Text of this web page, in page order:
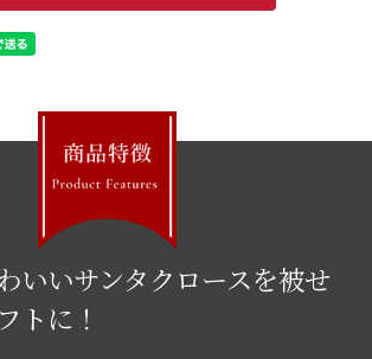
いいサンタクロースを被せ
トに！